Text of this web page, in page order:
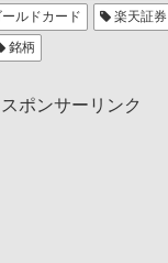
ルドカード 楽天証券
銘柄
スポンサーリンク